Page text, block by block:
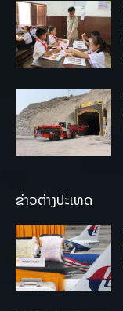
ຂ່າວຕ່າງປະເທດ